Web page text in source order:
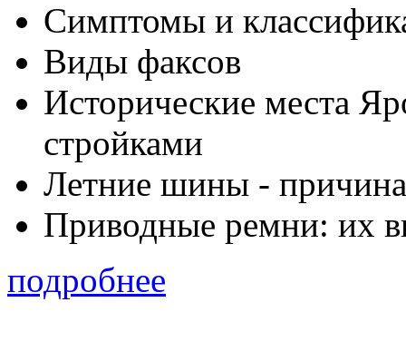
Симптомы и
Виды факсов
Исторические места
стройками
Летние шины -
Приводные ремни: их
подробнее